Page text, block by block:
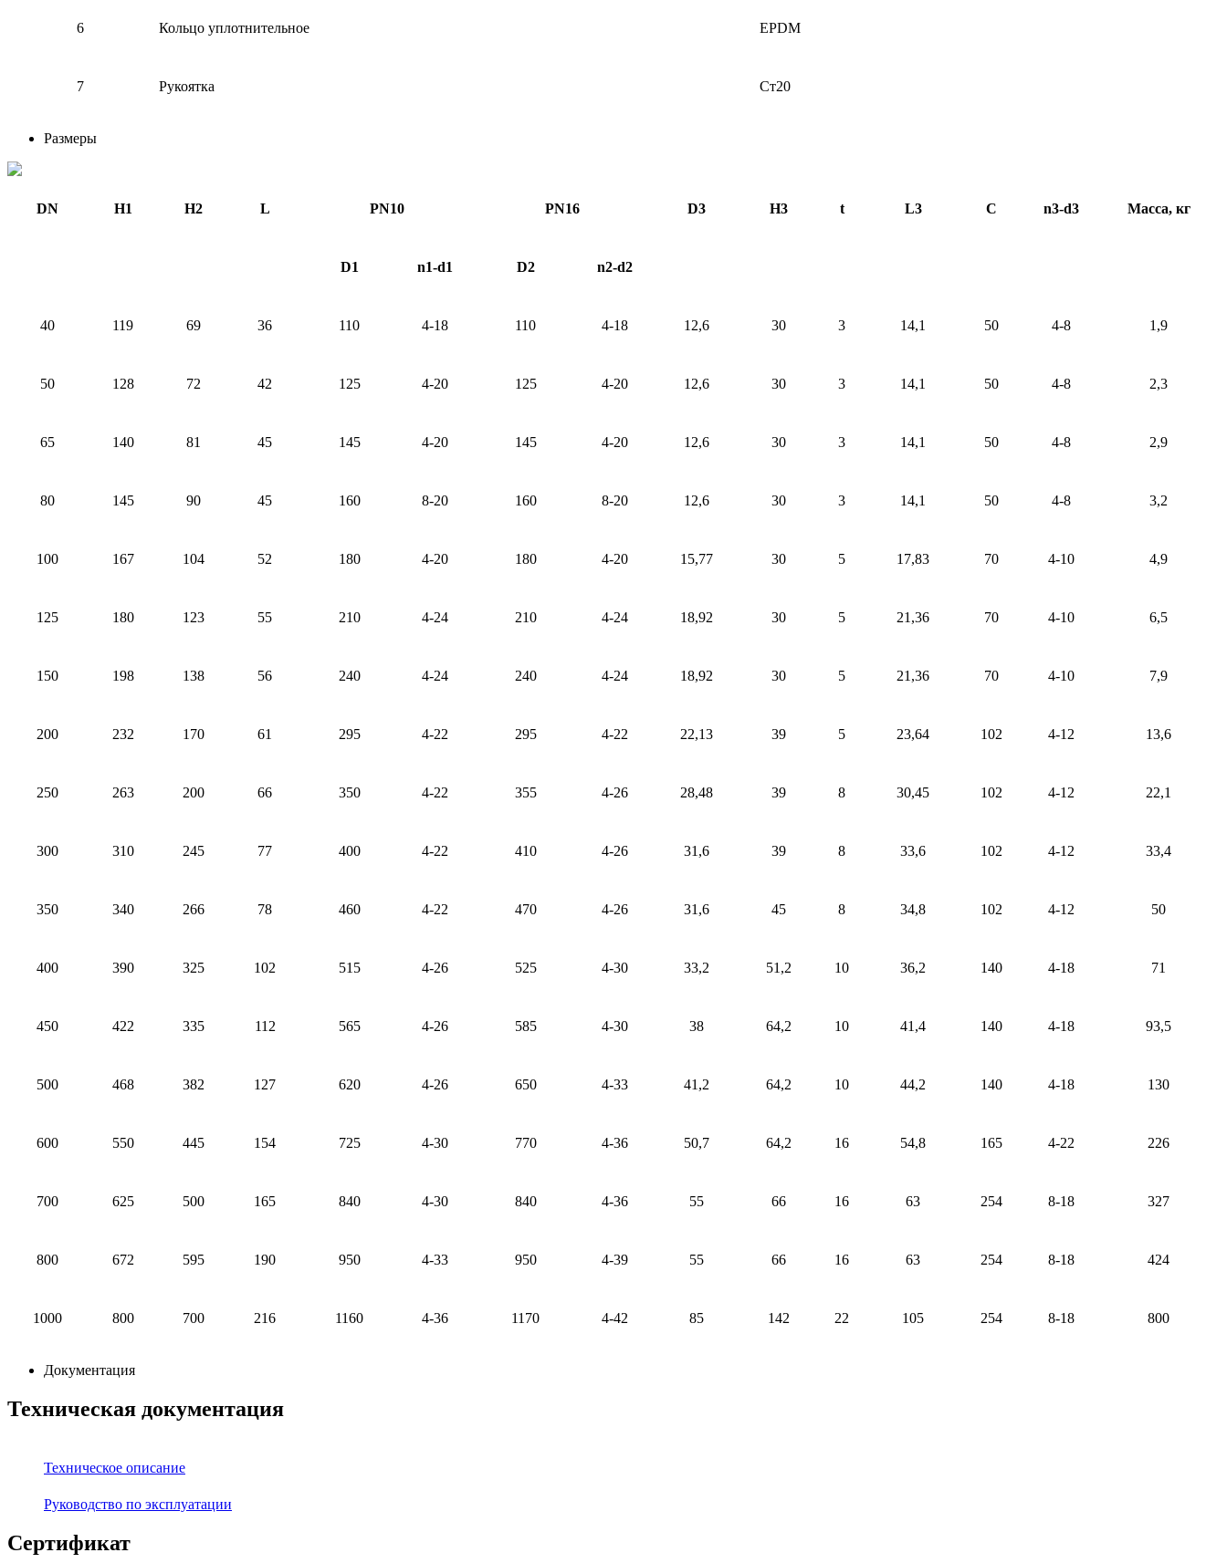
6 Кольцо уплотнительное EPDM
7 Рукоятка Ст20
Размеры
DN H1 H2 L PN10 PN16 D3 H3 t L3 C n3-d3 Масса, кг
D1 n1-d1 D2 n2-d2
40 119 69 36 110 4-18 110 4-18 12,6 30 3 14,1 50 4-8 1,9
50 128 72 42 125 4-20 125 4-20 12,6 30 3 14,1 50 4-8 2,3
65 140 81 45 145 4-20 145 4-20 12,6 30 3 14,1 50 4-8 2,9
80 145 90 45 160 8-20 160 8-20 12,6 30 3 14,1 50 4-8 3,2
100 167 104 52 180 4-20 180 4-20 15,77 30 5 17,83 70 4-10 4,9
125 180 123 55 210 4-24 210 4-24 18,92 30 5 21,36 70 4-10 6,5
150 198 138 56 240 4-24 240 4-24 18,92 30 5 21,36 70 4-10 7,9
200 232 170 61 295 4-22 295 4-22 22,13 39 5 23,64 102 4-12 13,6
250 263 200 66 350 4-22 355 4-26 28,48 39 8 30,45 102 4-12 22,1
300 310 245 77 400 4-22 410 4-26 31,6 39 8 33,6 102 4-12 33,4
350 340 266 78 460 4-22 470 4-26 31,6 45 8 34,8 102 4-12 50
400 390 325 102 515 4-26 525 4-30 33,2 51,2 10 36,2 140 4-18 71
450 422 335 112 565 4-26 585 4-30 38 64,2 10 41,4 140 4-18 93,5
500 468 382 127 620 4-26 650 4-33 41,2 64,2 10 44,2 140 4-18 130
600 550 445 154 725 4-30 770 4-36 50,7 64,2 16 54,8 165 4-22 226
700 625 500 165 840 4-30 840 4-36 55 66 16 63 254 8-18 327
800 672 595 190 950 4-33 950 4-39 55 66 16 63 254 8-18 424
1000 800 700 216 1160 4-36 1170 4-42 85 142 22 105 254 8-18 800
Документация
Техническая документация
Техническое описание
Руководство по эксплуатации
Сертификат